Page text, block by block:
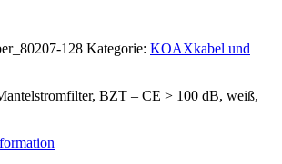
128 Kategorie: KOAXkabel und
BZT – CE > 100 dB, weiß,